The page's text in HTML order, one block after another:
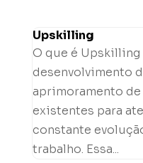
Upskilling
O que é
desenvolvimento
aprimoramento
existentes para
constante
trabalho. Essa...